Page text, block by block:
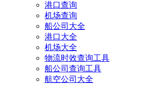
港口查询
机场查询
船公司大全
港口大全
机场大全
物流时效查询工具
船公司查询工具
航空公司大全